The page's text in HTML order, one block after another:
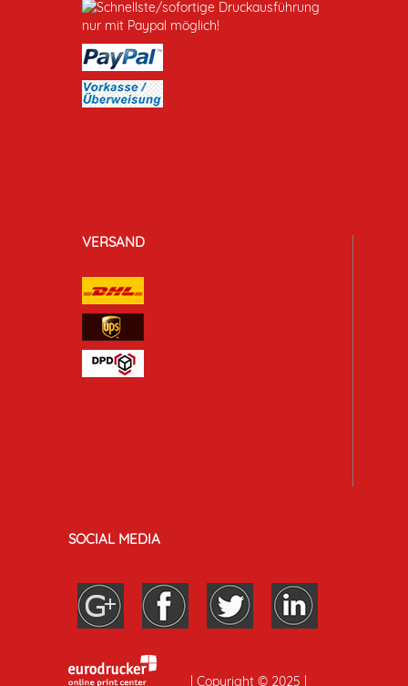
VERSAND
SOCIAL MEDIA
| Copyright © 2025 |